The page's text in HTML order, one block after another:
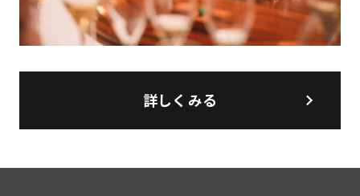
詳しくみる